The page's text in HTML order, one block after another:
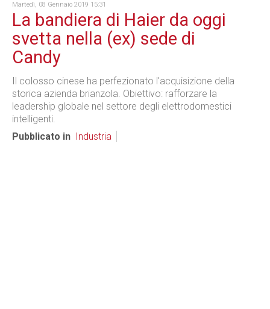
Martedì, 08 Gennaio 2019 15:31
La bandiera di Haier da oggi
svetta nella (ex) sede di
Candy
Il colosso cinese ha perfezionato l'acquisizione della
storica azienda brianzola. Obiettivo: rafforzare la
leadership globale nel settore degli elettrodomestici
intelligenti.
Pubblicato in
Industria